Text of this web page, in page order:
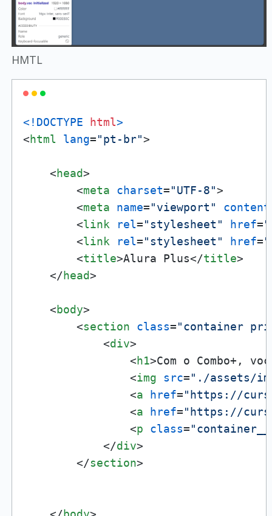
HMTL
<!DOCTYPE html>
<html lang="pt-br">
<head>
<meta charset="UTF-8">
<meta name="viewport" content
<link rel="stylesheet" href=
<link rel="stylesheet" href=
<title>Alura Plus</title>
</head>
<body>
<section class="container
<div>
<h1>Com o Combo+,
<img src="./assets/
<a href="https://
<a href="https://
<p class=
</div>
</section>